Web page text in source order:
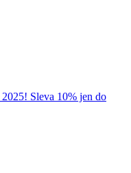
Sleva 10% jen do